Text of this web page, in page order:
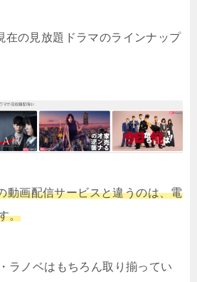
在の見放題ドラマのラインナップ
動画配信サービスと違うのは、電
。
ラノベはもちろん取り揃ってい